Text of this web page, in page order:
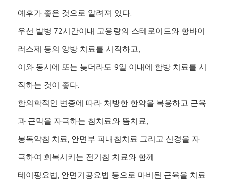
예후가 좋은 것으로 알려져 있다.
우선 발병 72시간이내 고용량의 스테로이드와 항바이
러스제 등의 양방 치료를 시작하고,
이와 동시에 또는 늦더라도 9일 이내에 한방 치료를 시
작하는 것이 좋다.
한의학적인 변증에 따라 처방한 한약을 복용하고 근육
과 근막을 자극하는 침치료와 뜸치료,
봉독약침 치료, 안면부 피내침치료 그리고 신경을 자
극하여 회복시키는 전기침 치료와 함께
테이핑요법, 안면기공요법 등으로 마비된 근육을 치료